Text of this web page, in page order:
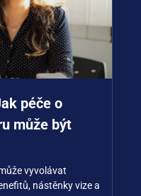
péče o
může být
vyvolávat
nástěnky vize a